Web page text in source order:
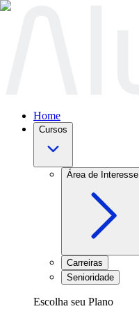
Home
Cursos
Área de Interesse
Carreiras
Senioridade
Escolha seu Plano